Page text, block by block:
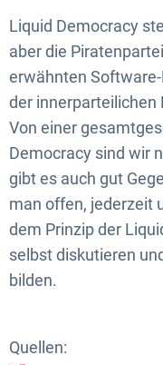
Liquid Democracy
aber die
erwähnten
der innerparteilichen
Von einer
Democracy sind wir
gibt es auch gut
man offen, jederzeit
dem Prinzip der
selbst diskutieren
bilden.
Quellen: